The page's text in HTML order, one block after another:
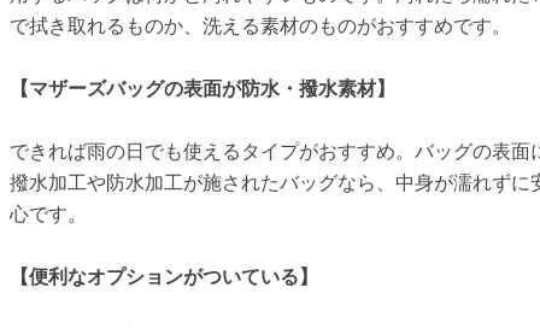
で拭き取れるものか、洗える素材のものがおすすめです。
【マザーズバッグの表面が防水・撥水素材】
できれば雨の日でも使えるタイプがおすすめ。バッグの表面
撥水加工や防水加工が施されたバッグなら、中身が濡れずに
心です。
【便利なオプションがついている】